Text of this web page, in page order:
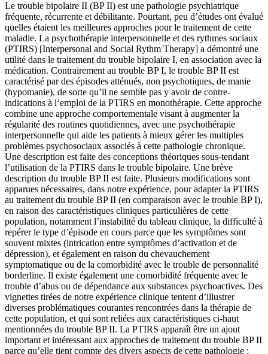
Le trouble bipolaire II (BP II) est une pathologie psychiatrique
fréquente, récurrente et débilitante. Pourtant, peu d’études ont évalué
quelles étaient les meilleures approches pour le traitement de cette
maladie. La psychothérapie interpersonnelle et des rythmes sociaux
(PTIRS) [Interpersonal and Social Rythm Therapy] a démontré une
utilité dans le traitement du trouble bipolaire I, en association avec la
médication. Contrairement au trouble BP I, le trouble BP II est
caractérisé par des épisodes atténués, non psychotiques, de manie
(hypomanie), de sorte qu’il ne semble pas y avoir de contre-
indications à l’emploi de la PTIRS en monothérapie. Cette approche
combine une approche comportementale visant à augmenter la
régularité des routines quotidiennes, avec une psychothérapie
interpersonnelle qui aide les patients à mieux gérer les multiples
problèmes psychosociaux associés à cette pathologie chronique.
Une description est faite des conceptions théoriques sous-tendant
l’utilisation de la PTIRS dans le trouble bipolaire. Une brève
description du trouble BP II est faite. Plusieurs modifications sont
apparues nécessaires, dans notre expérience, pour adapter la PTIRS
au traitement du trouble BP II (en comparaison avec le trouble BP I),
en raison des caractéristiques cliniques particulières de cette
population, notamment l’instabilité du tableau clinique, la difficulté à
repérer le type d’épisode en cours parce que les symptômes sont
souvent mixtes (intrication entre symptômes d’activation et de
dépression), et également en raison du chevauchement
symptomatique ou de la comorbidité avec le trouble de personnalité
borderline. Il existe également une comorbidité fréquente avec le
trouble d’abus ou de dépendance aux substances psychoactives. Des
vignettes tirées de notre expérience clinique tentent d’illustrer
diverses problématiques courantes rencontrées dans la thérapie de
cette population, et qui sont reliées aux caractéristiques ci-haut
mentionnées du trouble BP II. La PTIRS apparaît être un ajout
important et intéressant aux approches de traitement du trouble BP II
parce qu’elle tient compte des divers aspects de cette pathologie ;